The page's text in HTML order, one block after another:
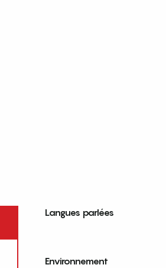
Langues parlées
Langues parlées
Environnement
Environnement